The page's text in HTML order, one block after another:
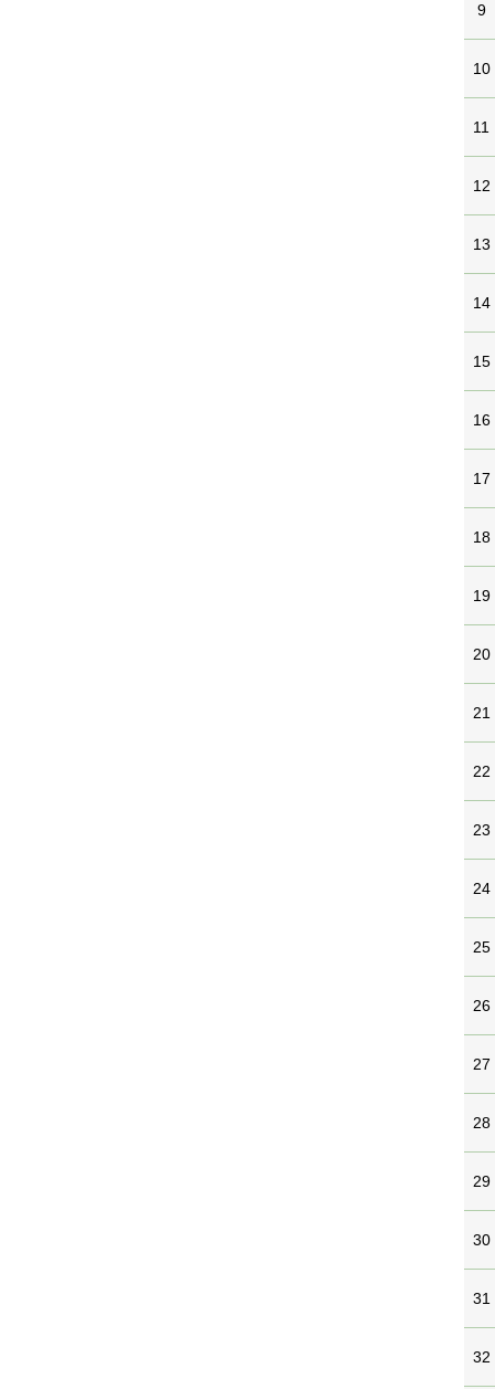
9
10
11
12
13
14
15
16
17
18
19
20
21
22
23
24
25
26
27
28
29
30
31
32